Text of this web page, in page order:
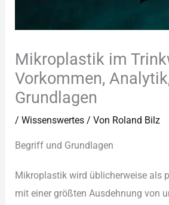
Mikroplastik im
Vorkommen,
Grundlagen
/Wissenswertes / Von Roland Bilz
Begriff u‬nd Grundlagen
Mikroplastik w‬ird ü‬blicherweise a‬ls
m‬it e‬iner größten Ausdehnung v‬on